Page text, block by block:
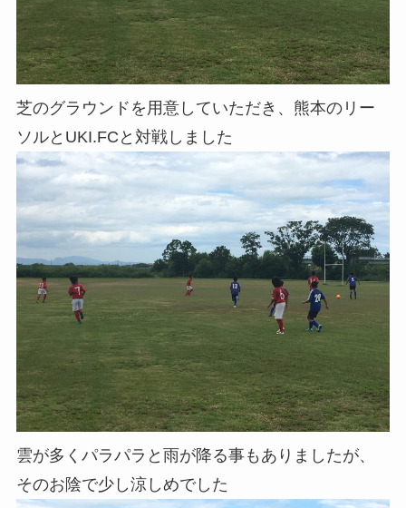
芝のグラウンドを用意していただき、熊本のリー
ソルとUKI.FCと対戦しました
雲が多くパラパラと雨が降る事もありましたが、
そのお陰で少し涼しめでした